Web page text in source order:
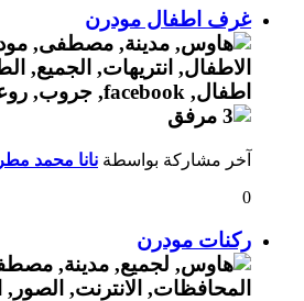
غرف اطفال مودرن
آخر مشاركة بواسطة نانا محمد مطر
0
ركنات مودرن